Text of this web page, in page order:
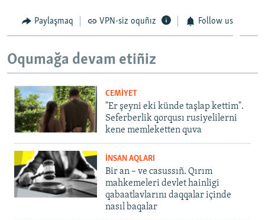
Paylaşmaq VPN-siz oquñız Follow us
Oqumağa devam etiñiz
CEMİYET
"Er şeyni eki künde taşlap kettim".
Seferberlik qorqusı rusiyelilerni
kene memleketten quva
İNSAN AQLARI
Bir an – ve casussıñ. Qırım
mahkemeleri devlet hainligi
qabaatlavlarını daqqalar içinde
nasıl baqalar